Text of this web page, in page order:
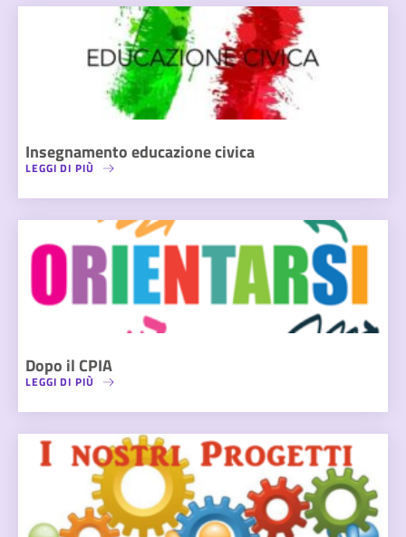
Insegnamento educazione civica
LEGGI DI PIÙ
Dopo il CPIA
LEGGI DI PIÙ